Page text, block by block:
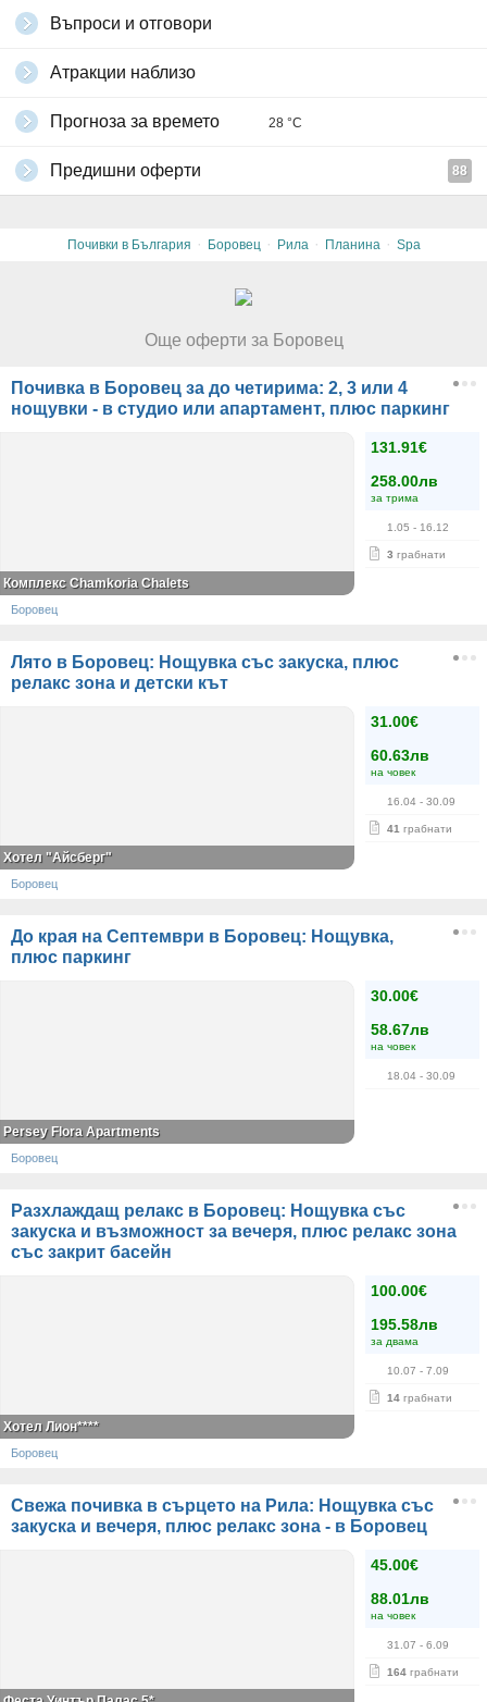
Въпроси и отговори
Атракции наблизо
Прогноза за времето 28 °C
Предишни оферти 88
Почивки в България · Боровец · Рила · Планина · Spa
Още оферти за Боровец
Почивка в Боровец за до четирима: 2, 3 или 4
нощувки - в студио или апартамент, плюс паркинг
131.91€
258.00лв
за трима
1.05 - 16.12
3 грабнати
Комплекс Chamkoria Chalets
Боровец
Лято в Боровец: Нощувка със закуска, плюс
релакс зона и детски кът
31.00€
60.63лв
на човек
16.04 - 30.09
41 грабнати
Хотел "Айсберг"
Боровец
До края на Септември в Боровец: Нощувка,
плюс паркинг
30.00€
58.67лв
на човек
18.04 - 30.09
Persey Flora Apartments
Боровец
Разхлаждащ релакс в Боровец: Нощувка със
закуска и възможност за вечеря, плюс релакс зона
със закрит басейн
100.00€
195.58лв
за двама
10.07 - 7.09
14 грабнати
Хотел Лион****
Боровец
Свежа почивка в сърцето на Рила: Нощувка със
закуска и вечеря, плюс релакс зона - в Боровец
45.00€
88.01лв
на човек
31.07 - 6.09
164 грабнати